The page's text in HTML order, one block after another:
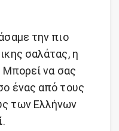
την πιο
σαλάτας, η
Μπορεί να σας
ένας από τους
των Ελλήνων
.